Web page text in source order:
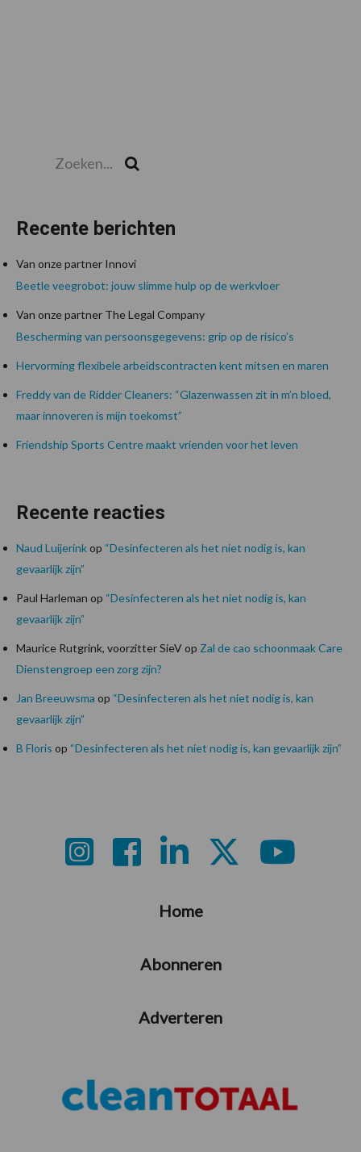
Recente berichten
Van onze partner Innovi
Beetle veegrobot: jouw slimme hulp op de werkvloer
Van onze partner The Legal Company
Bescherming van persoonsgegevens: grip op de risico’s
Hervorming flexibele arbeidscontracten kent mitsen en maren
Freddy van de Ridder Cleaners: “Glazenwassen zit in m’n bloed,
maar innoveren is mijn toekomst”
Friendship Sports Centre maakt vrienden voor het leven
Recente reacties
Naud Luijerinkop “Desinfecteren als het niet nodig is, kan
gevaarlijk zijn”
Paul Harleman op “Desinfecteren als het niet nodig is, kan
gevaarlijk zijn”
Maurice Rutgrink, voorzitter SieVop Zal de cao schoonmaak Care
Dienstengroep een zorg zijn?
Jan Breeuwsma op “Desinfecteren als het niet nodig is, kan
gevaarlijk zijn”
B Floris op “Desinfecteren als het niet nodig is, kan gevaarlijk zijn”
Home
Abonneren
Adverteren